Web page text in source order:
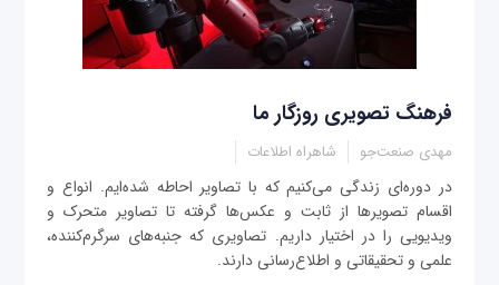
فرهنگ تصویری روزگار ما
مهدی صنعت‌جو شاهراه اطلاعات
در دوره‌ای زندگی می‌کنیم که با تصاویر احاطه شده‌ایم. انواع و
اقسام تصویرها از ثابت و عکس‌ها گرفته تا تصاویر متحرک و
ویدیویی را در اختیار داریم. تصاویری که جنبه‌های سرگرم‌کننده،
علمی و تحقیقاتی و اطلاع‌رسانی دارند.